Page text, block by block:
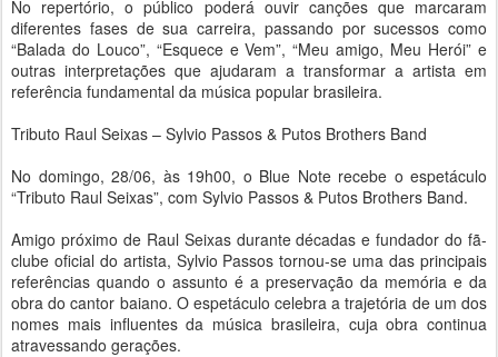
No repertório, o público poderá ouvir canções que marcaram
diferentes fases de sua carreira, passando por sucessos como
“Balada do Louco”, “Esquece e Vem”, “Meu amigo, Meu Herói” e
outras interpretações que ajudaram a transformar a artista em
referência fundamental da música popular brasileira.
Tributo Raul Seixas – Sylvio Passos & Putos Brothers Band
No domingo, 28/06, às 19h00, o Blue Note recebe o espetáculo
“Tributo Raul Seixas”, com Sylvio Passos & Putos Brothers Band.
Amigo próximo de Raul Seixas durante décadas e fundador do fã-
clube oficial do artista, Sylvio Passos tornou-se uma das principais
referências quando o assunto é a preservação da memória e da
obra do cantor baiano. O espetáculo celebra a trajetória de um dos
nomes mais influentes da música brasileira, cuja obra continua
atravessando gerações.